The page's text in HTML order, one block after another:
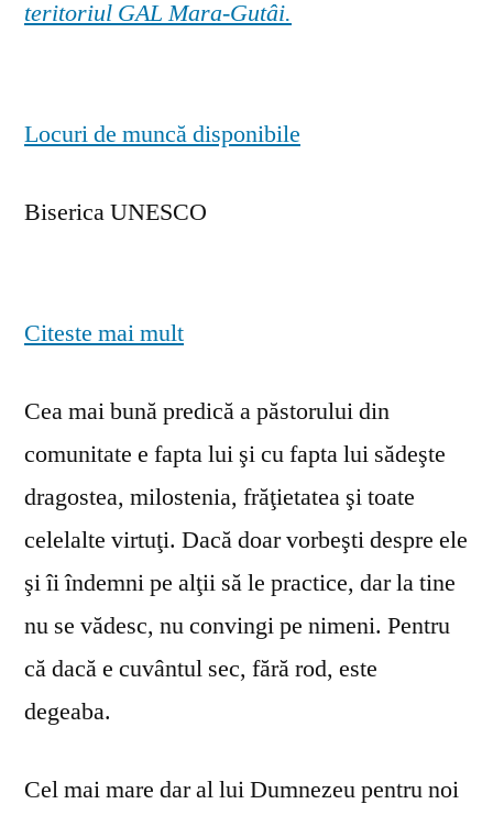
teritoriul GAL Mara-Gutâi.
Locuri de muncă disponibile
Biserica UNESCO
Citeste mai mult
Cea mai bună predică a păstorului din
comunitate e fapta lui şi cu fapta lui sădeşte
dragostea, milostenia, frăţietatea şi toate
celelalte virtuţi. Dacă doar vorbeşti despre ele
şi îi îndemni pe alţii să le practice, dar la tine
nu se vă­desc, nu convingi pe nimeni. Pentru
că dacă e cuvântul sec, fără rod, este
degeaba.
Cel mai mare dar al lui Dumnezeu pentru noi